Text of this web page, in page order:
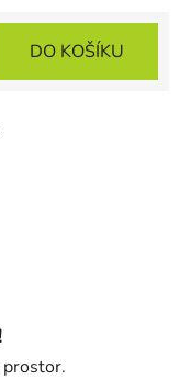
DO KOŠÍKU